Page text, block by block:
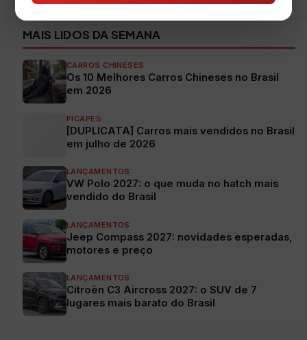
MAIS LIDOS DA SEMANA
CARROS CHINESES
Os 10 Melhores Carros Chineses no Brasil
em 2026
PICAPES
[DUPLICATA] Carros mais vendidos no Brasil
em julho de 2026
LANÇAMENTOS
VW Polo 2027: o que muda no hatch mais
vendido do Brasil
LANÇAMENTOS
Jeep Compass 2027: novidades esperadas,
motores e preço
LANÇAMENTOS
Citroën C3 Aircross 2027: o SUV de 7
lugares mais barato do Brasil